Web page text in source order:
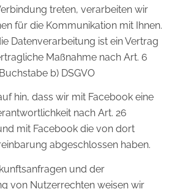
treten, verarbeiten wir
für die Kommunikation mit Ihnen.
Datenverarbeitung ist ein Vertrag
Maßnahme nach Art. 6
b) DSGVO
hin, dass wir mit Facebook eine
nach Art. 26
mit Facebook die von dort
abgeschlossen haben.
und der
von Nutzerrechten weisen wir